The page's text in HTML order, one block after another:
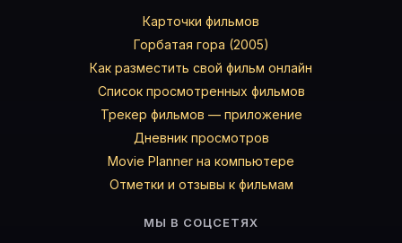
Карточки фильмов
Горбатая гора (2005)
Как разместить свой фильм онлайн
Список просмотренных фильмов
Трекер фильмов — приложение
Дневник просмотров
Movie Planner на компьютере
Отметки и отзывы к фильмам
МЫ В СОЦСЕТЯХ